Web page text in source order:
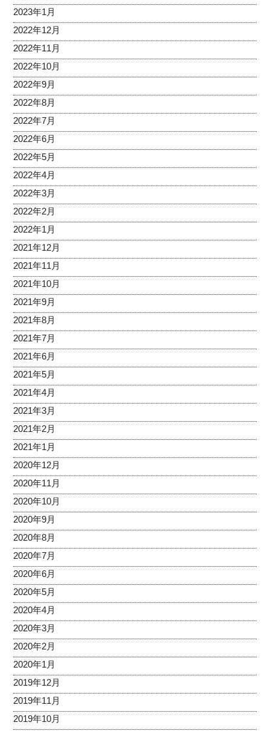
2023年1月
2022年12月
2022年11月
2022年10月
2022年9月
2022年8月
2022年7月
2022年6月
2022年5月
2022年4月
2022年3月
2022年2月
2022年1月
2021年12月
2021年11月
2021年10月
2021年9月
2021年8月
2021年7月
2021年6月
2021年5月
2021年4月
2021年3月
2021年2月
2021年1月
2020年12月
2020年11月
2020年10月
2020年9月
2020年8月
2020年7月
2020年6月
2020年5月
2020年4月
2020年3月
2020年2月
2020年1月
2019年12月
2019年11月
2019年10月